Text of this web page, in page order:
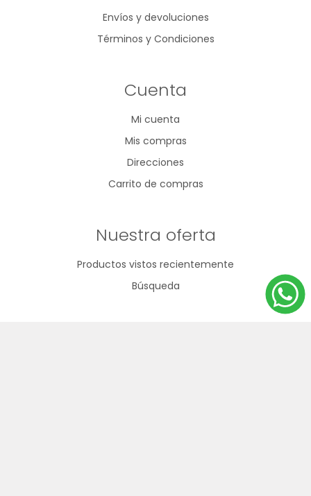
Envíos y devoluciones
Términos y Condiciones
Cuenta
Mi cuenta
Mis compras
Direcciones
Carrito de compras
Nuestra oferta
Productos vistos recientemente
Búsqueda